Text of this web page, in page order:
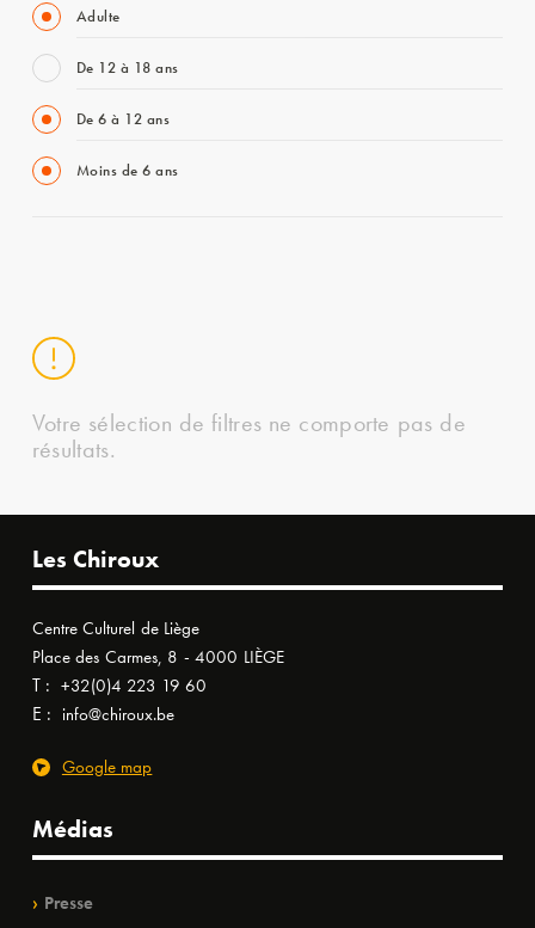
Adulte
De 12 à 18 ans
De 6 à 12 ans
Moins de 6 ans
Votre sélection de filtres ne comporte pas de
résultats.
Les Chiroux
Centre Culturel de Liège
Place des Carmes, 8 - 4000 LIÈGE
T : +32(0)4 223 19 60
E : info@chiroux.be
Google map
Médias
Presse